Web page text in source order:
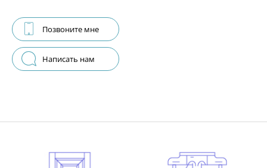
Позвоните мне
Написать нам